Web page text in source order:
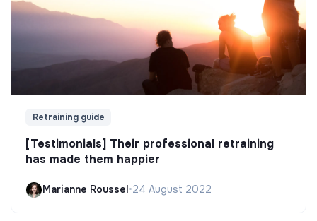
Retraining guide
[Testimonials] Their professional retraining
has made them happier
Marianne Roussel •24 August 2022